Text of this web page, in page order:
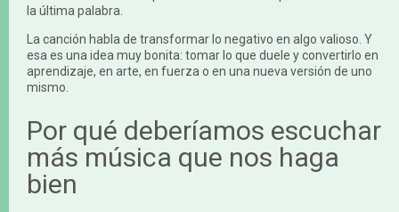
la última palabra.
La canción habla de transformar lo negativo en algo valioso. Y
esa es una idea muy bonita: tomar lo que duele y convertirlo en
aprendizaje, en arte, en fuerza o en una nueva versión de uno
mismo.
Por qué deberíamos escuchar
más música que nos haga
bien